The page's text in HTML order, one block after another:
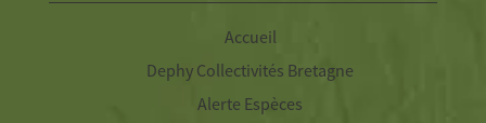
Accueil
Dephy Collectivités Bretagne
Alerte Espèces